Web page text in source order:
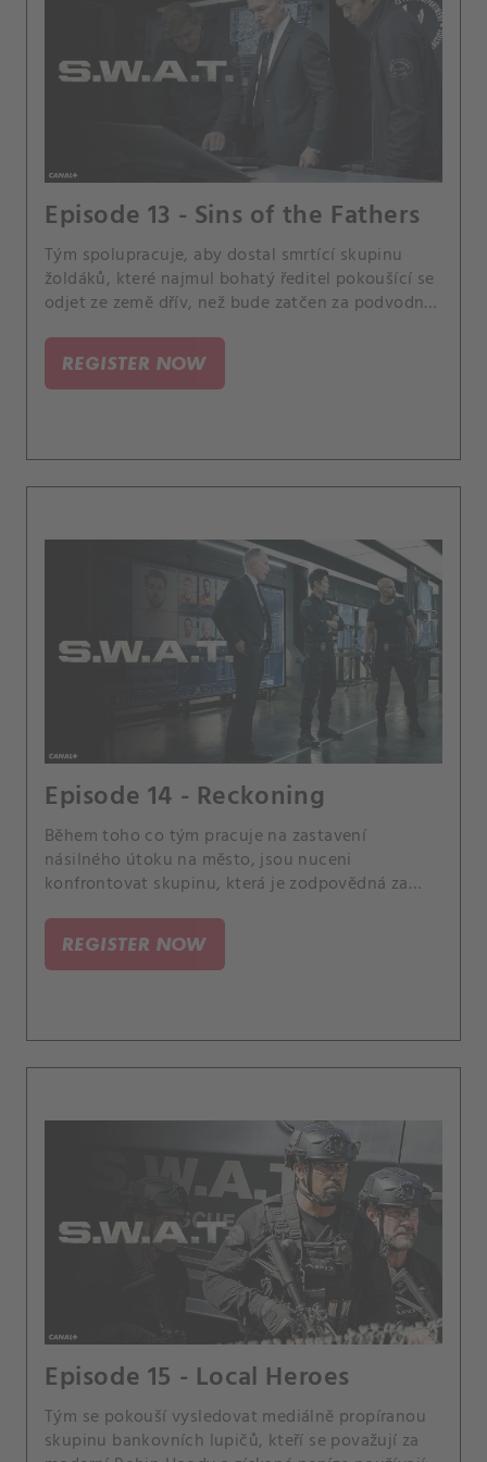
Episode 13 - Sins of the Fathers
Tým spolupracuje, aby dostal smrtící skupinu
žoldáků, které najmul bohatý ředitel pokoušící se
odjet ze země dřív, než bude zatčen za podvodné
Darrylem, který se mnohem více sbližuje se svým
otcem a Chris v zármutku dosáhne úplného dna.
REGISTER NOW
Episode 14 - Reckoning
Během toho co tým pracuje na zastavení
násilného útoku na město, jsou nuceni
konfrontovat skupinu, která je zodpovědná za
se neshodnou, jak se postavit k Darrylově
rozvíjejícímu se podnikání a Luca se pokouší
REGISTER NOW
Episode 15 - Local Heroes
Tým se pokouší vysledovat mediálně propíranou
skupinu bankovních lupičů, kteří se považují za